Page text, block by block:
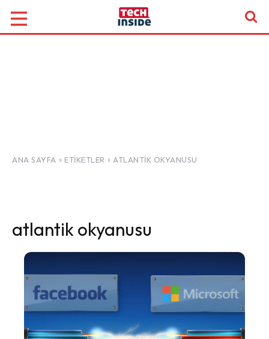
ANA SAYFA ETIKETLER ATLANTIK OKYANUSU
atlantik okyanusu